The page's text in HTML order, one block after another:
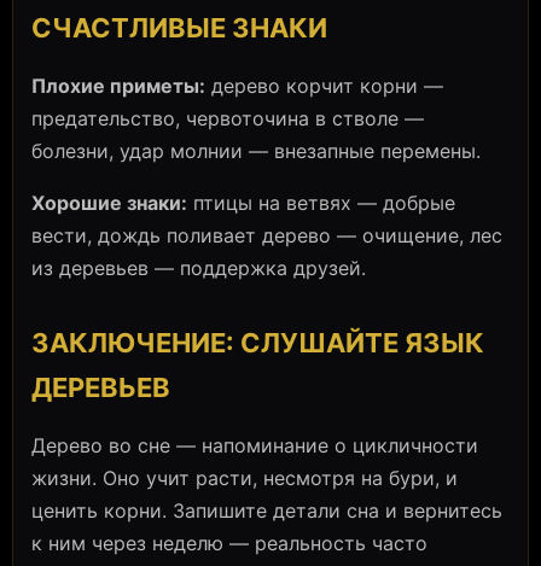
СЧАСТЛИВЫЕ ЗНАКИ
Плохие приметы: дерево корчит корни —
предательство, червоточина в стволе —
болезни, удар молнии — внезапные перемены.
Хорошие знаки: птицы на ветвях — добрые
вести, дождь поливает дерево — очищение, лес
из деревьев — поддержка друзей.
ЗАКЛЮЧЕНИЕ: СЛУШАЙТЕ ЯЗЫК
ДЕРЕВЬЕВ
Дерево во сне — напоминание о цикличности
жизни. Оно учит расти, несмотря на бури, и
ценить корни. Запишите детали сна и вернитесь
к ним через неделю — реальность часто